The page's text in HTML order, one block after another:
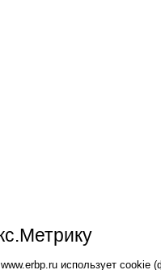
использует